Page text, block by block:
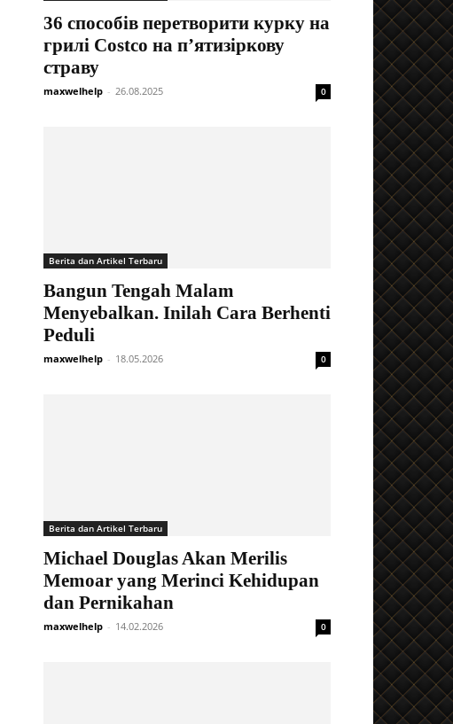
36 способів перетворити курку на
грилі Costco на п’ятизіркову
страву
maxwelhelp - 26.08.2025 0
Berita dan Artikel Terbaru
Bangun Tengah Malam
Menyebalkan. Inilah Cara Berhenti
Peduli
maxwelhelp - 18.05.2026 0
Berita dan Artikel Terbaru
Michael Douglas Akan Merilis
Memoar yang Merinci Kehidupan
dan Pernikahan
maxwelhelp - 14.02.2026 0